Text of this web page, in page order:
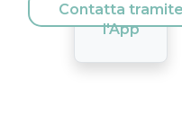
Contatta
l'App